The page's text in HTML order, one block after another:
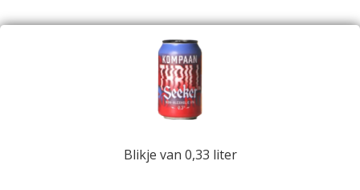
Blikje van 0,33 liter